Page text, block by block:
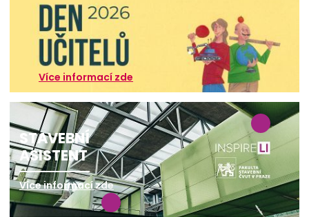
Více informací zde
STAVEBNÍ
ASISTENT
Více informací zde